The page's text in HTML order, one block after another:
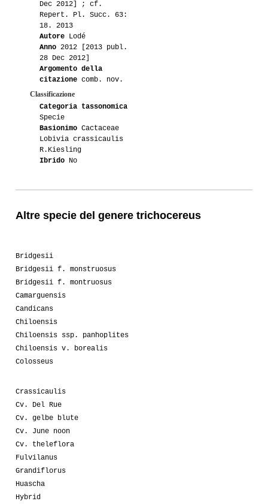
Dec 2012] ; cf.
Repert. Pl. Succ. 63:
18. 2013
Autore Lodé
Anno 2012 [2013 publ.
28 Dec 2012]
Argomento della
citazione comb. nov.
Classificazione
Categoria tassonomica
Specie
Basionimo Cactaceae
Lobivia crassicaulis
R.Kiesling
Ibrido No
Altre specie del genere trichocereus
Bridgesii
Bridgesii f. monstruosus
Bridgesii f. montruosus
Camarguensis
Candicans
Chiloensis
Chiloensis ssp. panhoplites
Chiloensis v. borealis
Colosseus
Crassicaulis
Cv. Del Rue
Cv. gelbe blute
Cv. June noon
Cv. theleflora
Fulvilanus
Grandiflorus
Huascha
Hybrid